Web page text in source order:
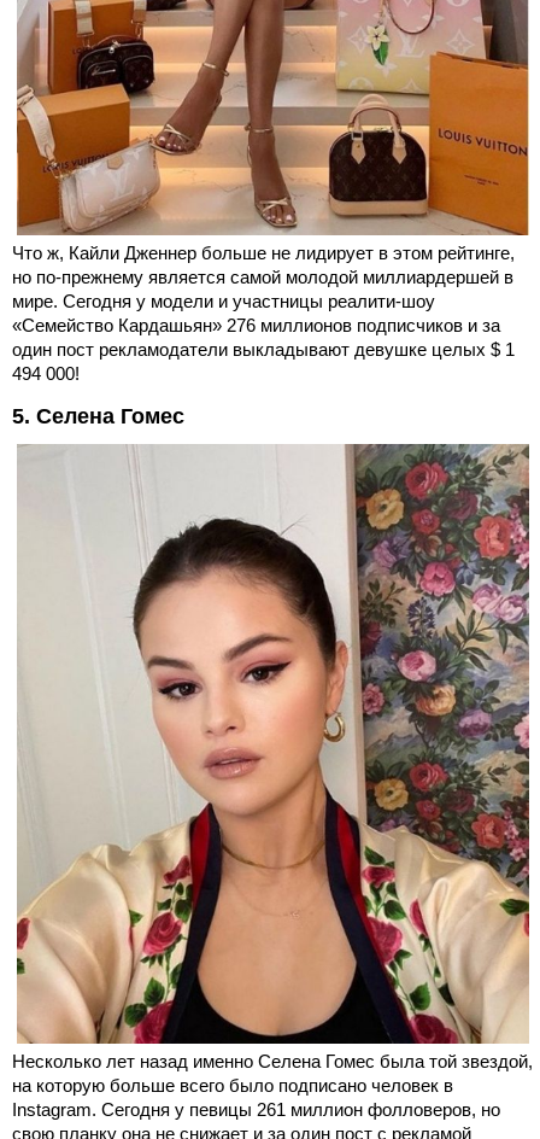
Что ж, Кайли Дженнер больше не лидирует в этом рейтинге,
но по-прежнему является самой молодой миллиардершей в
мире. Сегодня у модели и участницы реалити-шоу
«Семейство Кардашьян» 276 миллионов подписчиков и за
один пост рекламодатели выкладывают девушке целых $ 1
494 000!
5. Селена Гомес
Несколько лет назад именно Селена Гомес была той звездой,
на которую больше всего было подписано человек в
Instagram. Сегодня у певицы 261 миллион фолловеров, но
свою планку она не снижает и за один пост с рекламой